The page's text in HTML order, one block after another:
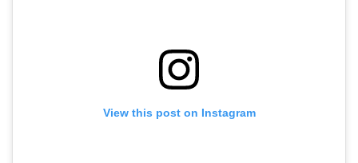
View this post on Instagram